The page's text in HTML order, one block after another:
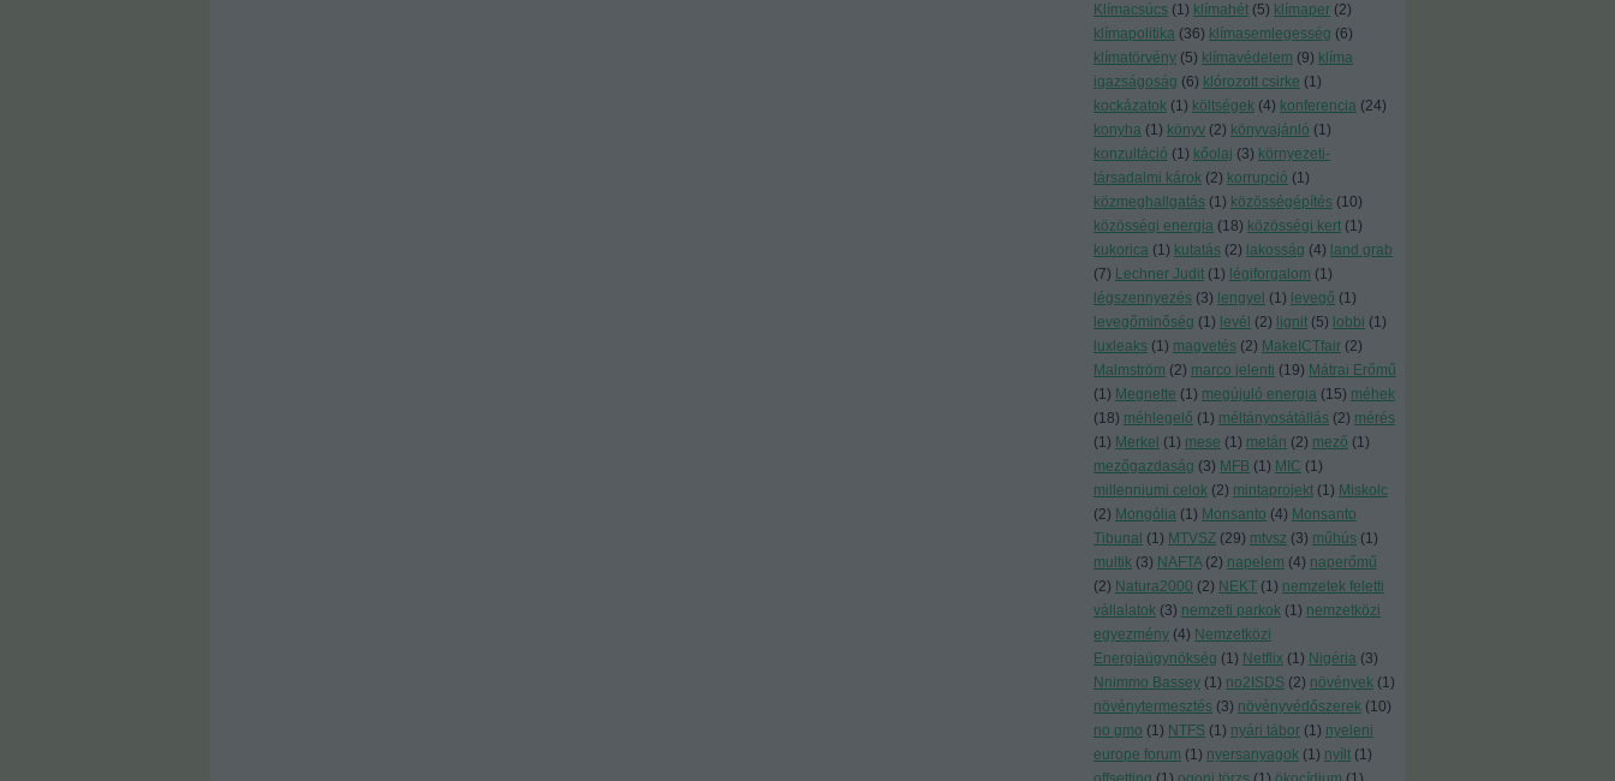
Klímacsúcs (1) klímahét (5) klímaper (2)
klímapolitika (36) klímasemlegesség (6)
klímatörvény (5) klímavédelem (9) klíma
igazságoság (6) klórozott csirke (1)
kockázatok (1) költségek (4) konferencia (24)
konyha (1) könyv (2) könyvajánló (1)
konzultáció (1) kőolaj (3) környezeti-
társadalmi károk (2) korrupció (1)
közmeghallgatás (1) közösségépítés (10)
közösségi energia (18) közösségi kert (1)
kukorica (1) kutatás (2) lakosság (4) land grab
(7) Lechner Judit (1) légiforgalom (1)
légszennyezés (3) lengyel (1) levegő (1)
levegőminőség (1) levél (2) lignit (5) lobbi (1)
luxleaks (1) magvetés (2) MakeICTfair (2)
Malmström (2) marco jelenti (19) Mátrai Erőmű
(1) Megnette (1) megújuló energia (15) méhek
(18) méhlegelő (1) méltányosátállás (2) mérés
(1) Merkel (1) mese (1) metán (2) mező (1)
mezőgazdaság (3) MFB (1) MIC (1)
millenniumi celok (2) mintaprojekt (1) Miskolc
(2) Mongólia (1) Monsanto (4) Monsanto
Tibunal (1) MTVSZ (29) mtvsz (3) műhús (1)
multik (3) NAFTA (2) napelem (4) naperőmű
(2) Natura2000 (2) NEKT (1) nemzetek feletti
vállalatok (3) nemzeti parkok (1) nemzetközi
egyezmény (4) Nemzetközi
Energiaügynökség (1) Netflix (1) Nigéria (3)
Nnimmo Bassey (1) no2ISDS (2) növények (1)
növénytermesztés (3) növényvédőszerek (10)
no gmo (1) NTFS (1) nyári tábor (1) nyeleni
europe forum (1) nyersanyagok (1) nyílt (1)